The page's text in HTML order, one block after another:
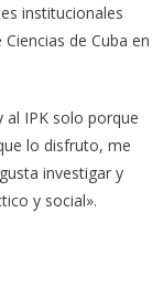
institucionales
de Cuba en
al IPK solo porque
lo disfruto, me
investigar y
y social».